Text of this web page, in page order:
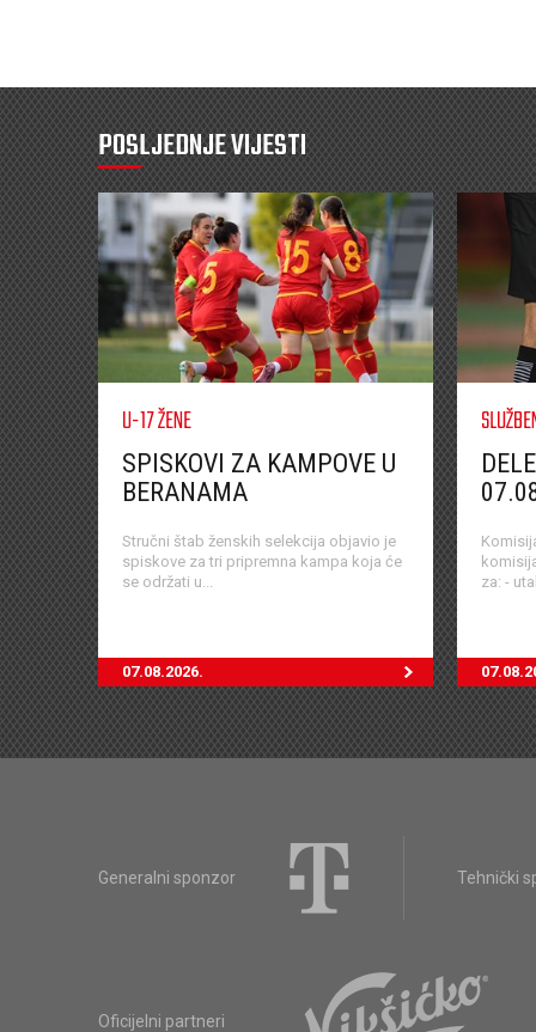
POSLJEDNJE VIJESTI
U-17 ŽENE
SPISKOVI ZA KAMPOVE U
BERANAMA
Stručni štab ženskih selekcija objavio je
spiskove za tri pripremna kampa koja će
se održati u...
07.08.2026.
za: -
Generalni sponzor Tehnički
Oficijelni partneri